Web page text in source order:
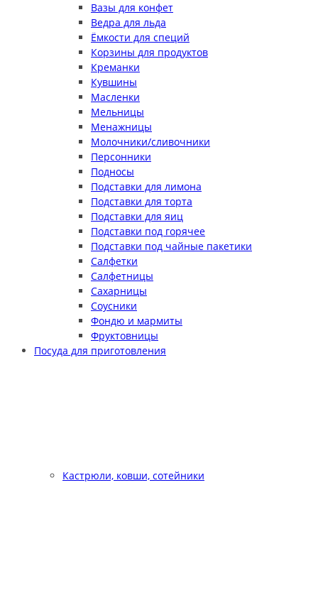
Вазы для конфет
Ведра для льда
Ёмкости для специй
Корзины для продуктов
Креманки
Кувшины
Масленки
Мельницы
Менажницы
Молочники/сливочники
Персонники
Подносы
Подставки для лимона
Подставки для торта
Подставки для яиц
Подставки под горячее
Подставки под чайные пакетики
Салфетки
Салфетницы
Сахарницы
Соусники
Фондю и мармиты
Фруктовницы
Посуда для приготовления
Кастрюли, ковши, сотейники